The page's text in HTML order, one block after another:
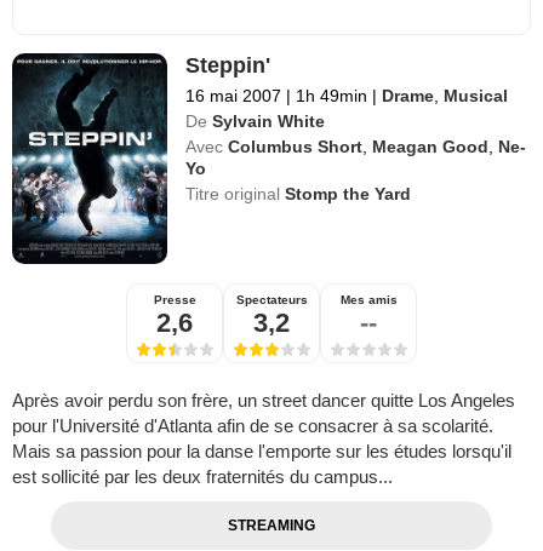
Steppin'
16 mai 2007 | 1h 49min | Drame Musical
De Sylvain White
Avec Columbus Short Meagan Good
Ne-
Yo
Titre originalStomp the Yard
Presse
2,6
Spectateurs
3,2
Mes amis
--
Après avoir perdu son frère, un street dancer quitte Los Angeles
pour l'Université d'Atlanta afin de se consacrer à sa scolarité.
Mais sa passion pour la danse l'emporte sur les études lorsqu'il
est sollicité par les deux fraternités du campus...
STREAMING